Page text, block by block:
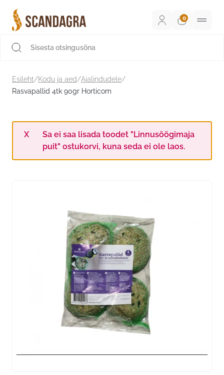
sisu
juurde
Esileht/Kodu ja aed/Aialindudele/
Rasvapallid 4tk 90gr Horticom
Sa ei saa lisada toodet "Linnusöögimaja
puit" ostukorvi, kuna seda ei ole laos.